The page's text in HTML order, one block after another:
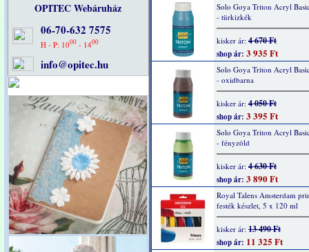
OPITEC Webáruház
06-70-632 7575
H - P: 1000- 1400
info@opitec.hu
Solo Goya Triton Acryl
- türkizkék
kisker ár: 4 670 Ft
shop ár: 3 935 Ft
Solo Goya Triton Acryl
- oxidbarna
kisker ár: 4 050 Ft
shop ár: 3 395 Ft
Solo Goya Triton Acryl
- fényzöld
kisker ár: 4 630 Ft
shop ár: 3 890 Ft
Royal Talens Amsterdam
festék készlet, 5 x 120 ml
kisker ár: 13 490 Ft
shop ár: 11 325 Ft